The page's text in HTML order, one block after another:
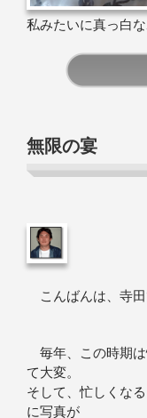
私みたいに真っ白
無限の宴
こんばんは、寺田
毎年、この時期
て大変。
そして、忙しくな
に写真が